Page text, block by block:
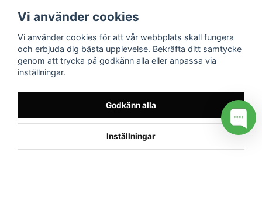
Vi använder cookies
Vi använder cookies för att vår webbplats skall fungera
och erbjuda dig bästa upplevelse. Bekräfta ditt samtycke
genom att trycka på godkänn alla eller anpassa via
inställningar.
Godkänn alla
Inställningar